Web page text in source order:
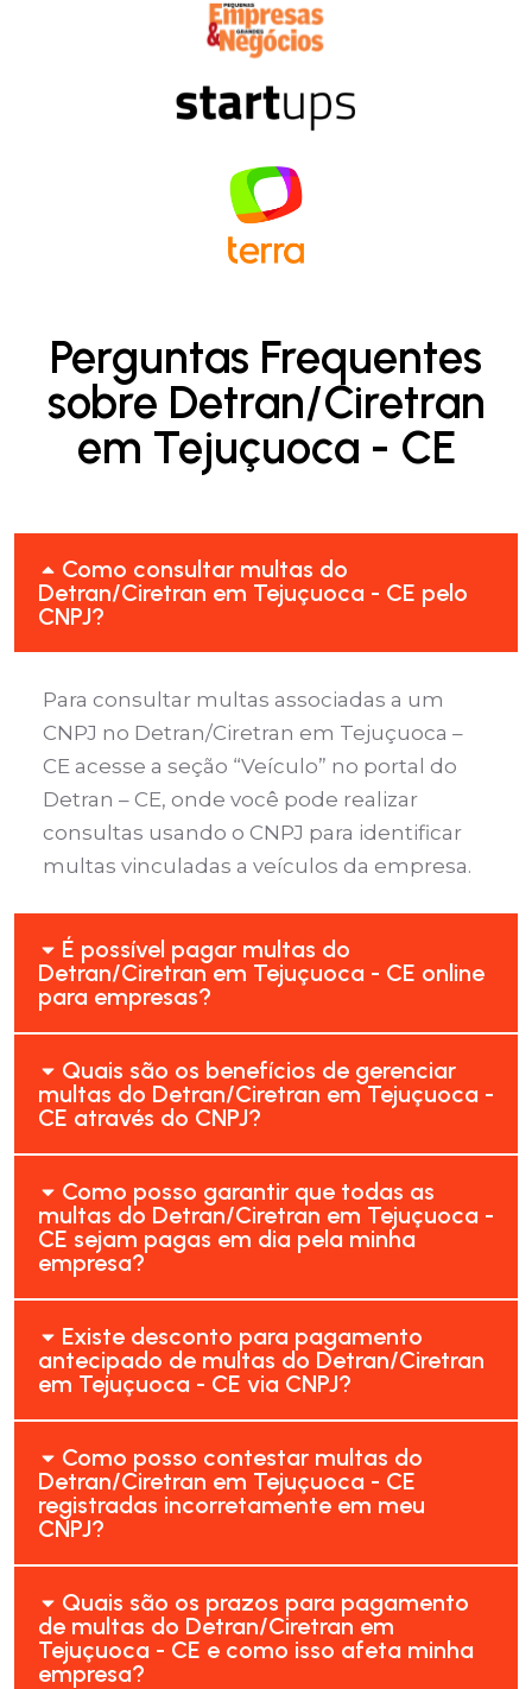
Perguntas Frequentes
sobre Detran/Ciretran
em Tejuçuoca - CE
Como consultar multas do
Detran/Ciretran em Tejuçuoca - CE pelo
CNPJ?
Para consultar multas associadas a um
CNPJ no Detran/Ciretran em Tejuçuoca –
CE acesse a seção “Veículo” no portal do
Detran – CE, onde você pode realizar
consultas usando o CNPJ para identificar
multas vinculadas a veículos da empresa.
É possível pagar multas do
Detran/Ciretran em Tejuçuoca - CE online
para empresas?
Quais são os benefícios de gerenciar
multas do Detran/Ciretran em Tejuçuoca -
CE através do CNPJ?
Como posso garantir que todas as
multas do Detran/Ciretran em Tejuçuoca -
CE sejam pagas em dia pela minha
empresa?
Existe desconto para pagamento
antecipado de multas do Detran/Ciretran
em Tejuçuoca - CE via CNPJ?
Como posso contestar multas do
Detran/Ciretran em Tejuçuoca - CE
registradas incorretamente em meu
CNPJ?
Quais são os prazos para pagamento
de multas do Detran/Ciretran em
Tejuçuoca - CE e como isso afeta minha
empresa?